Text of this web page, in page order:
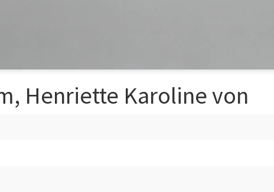
Henriette Karoline von